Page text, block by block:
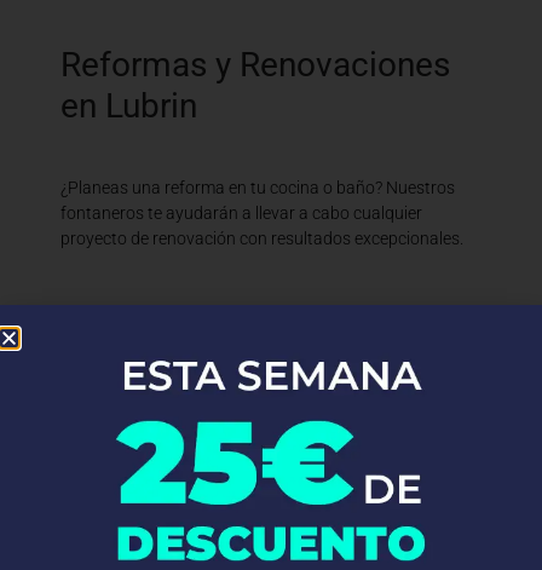
Reformas y Renovaciones
en Lubrin
¿Planeas una reforma en tu cocina o baño? Nuestros
fontaneros te ayudarán a llevar a cabo cualquier
proyecto de renovación con resultados excepcionales.
En Fontaneros 24h Lubrin , brindamos una completa gama de
sea una emergencia o un mantenimiento rutinario, estamos
disponibles para asistirte las 24 horas del día, los 7 días de la
semana. A continuación, te mostramos algunos de nuestros
servicios más populares: